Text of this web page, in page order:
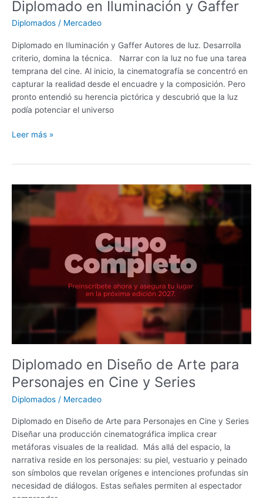
Diplomado en Iluminación y Gaffer
Diplomados / Mercadeo
Diplomado en Iluminación y Gaffer Autores de luz. Desarrolla
criterio, domina la técnica. Narrar con la luz no fue una tarea
temprana del cine. Al inicio, la cinematografía se concentró en
capturar la realidad desde el encuadre y la composición. Pero
pronto entendió su herencia pictórica y descubrió que la luz
podía potenciar el universo
Leer más »
Diplomado en Diseño de Arte para
Personajes en Cine y Series
Diplomados / Mercadeo
Diplomado en Diseño de Arte para Personajes en Cine y Series
Diseñar una producción cinematográfica implica crear
metáforas visuales de la realidad. Más allá del espacio, la
narrativa reside en los personajes: su piel, vestuario y peinado
son símbolos que revelan orígenes e intenciones profundas sin
necesidad de diálogos. Estas señales permiten al espectador
Diplomado
en
Diseño
Personajes